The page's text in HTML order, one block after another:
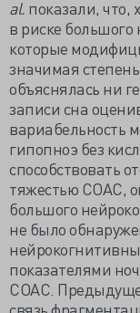
al. показали, что,
в риске большого
которые
значимая
объяснялась ни
записи сна
вариабельность
гипопноэ без
способствовать
тяжестью СОАС,
большого
не было
показателями
СОАС.